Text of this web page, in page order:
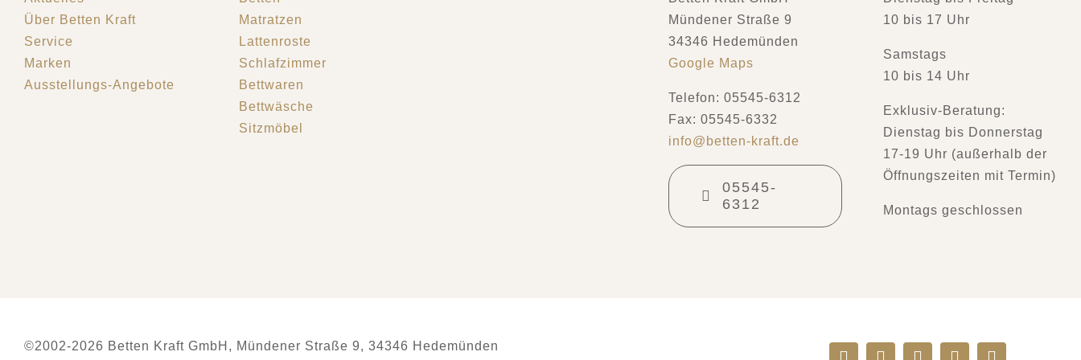
Über Betten Kraft
Service
Marken
Ausstellungs-Angebote
Matratzen
Lattenroste
Schlafzimmer
Bettwaren
Bettwäsche
Sitzmöbel
Mündener Straße 9
34346 Hedemünden
Google Maps
Telefon: 05545-6312
Fax: 05545-6332
info@betten-kraft.de
05545-
6312
10 bis 17 Uhr
Samstags
10 bis 14 Uhr
Exklusiv-Beratung:
Dienstag bis Donnerstag
17-19 Uhr (außerhalb der
Öffnungszeiten mit Termin)
Montags geschlossen
©2002-2026 Betten Kraft GmbH, Mündener Straße 9, 34346 Hedemünden